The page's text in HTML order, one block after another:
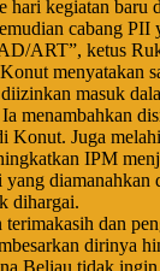
hari kegiatan baru
cabang PII
ART”, ketus
menyatakan
masuk
menambahkan
Konut. Juga
IPM
diamanahkan
dihargai.
dan
dirinya